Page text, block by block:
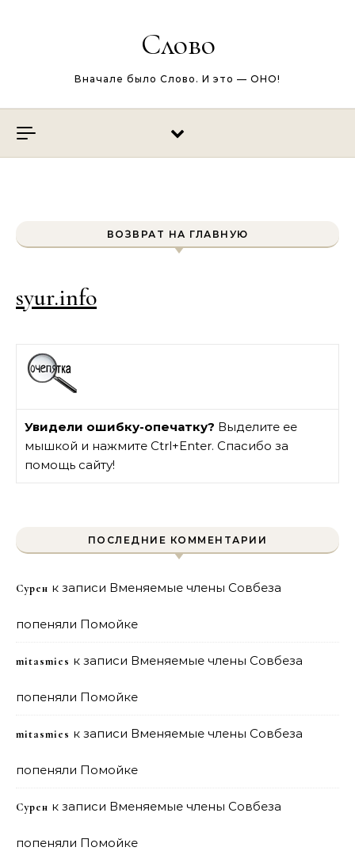
Слово
Вначале было Слово. И это — ОНО!
ВОЗВРАТ НА ГЛАВНУЮ
syur.info
Увидели ошибку-опечатку? Выделите ее
мышкой и нажмите Ctrl+Enter. Спасибо за
помощь сайту!
ПОСЛЕДНИЕ КОММЕНТАРИИ
Сурен к записи Вменяемые члены Совбеза
попеняли Помойке
mitasmies к записи Вменяемые члены Совбеза
попеняли Помойке
mitasmies к записи Вменяемые члены Совбеза
попеняли Помойке
Сурен к записи Вменяемые члены Совбеза
попеняли Помойке